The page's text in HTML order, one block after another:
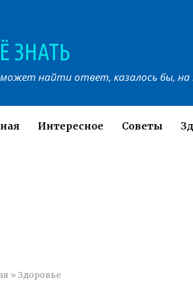
ЗНАТЬ
найти ответ, казалось бы,
Интересное Советы
» Здоровье